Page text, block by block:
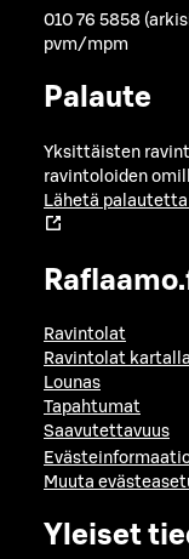
010 76 5858
pvm/mpm
Palaute
Yksittäisten
ravintoloiden
Lähetä
Ravintolat
Ravintolat kartalla
Lounas
Tapahtumat
Saavutettavuus
Muuta
Yleiset